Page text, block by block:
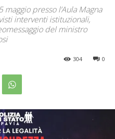
maggio presso l’Aula Magna
interventi istituzionali,
del ministro
0
304